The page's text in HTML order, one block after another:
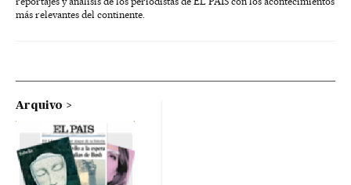
más relevantes del continente.
Arquivo